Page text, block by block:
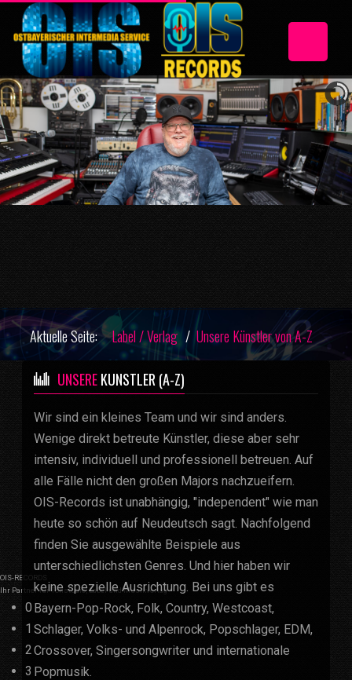
OIS-RECORDS
Ihr Partner für Tonstudio, Label und Musikverlag
0
1
2
3
Aktuelle Seite: Label / Verlag Unsere Künstler von A-Z
UNSEREKÜNSTLER (A-Z)
Wir sind ein kleines Team und wir sind anders.
Wenige direkt betreute Künstler, diese aber sehr
intensiv, individuell und professionell betreuen. Auf
alle Fälle nicht den großen Majors nachzueifern.
OIS-Records ist unabhängig, "independent" wie man
heute so schön auf Neudeutsch sagt. Nachfolgend
finden Sie ausgewählte Beispiele aus
unterschiedlichsten Genres. Und hier haben wir
keine spezielle Ausrichtung. Bei uns gibt es
Bayern-Pop-Rock, Folk, Country, Westcoast,
Schlager, Volks- und Alpenrock, Popschlager, EDM,
Crossover, Singersongwriter und internationale
Popmusik.